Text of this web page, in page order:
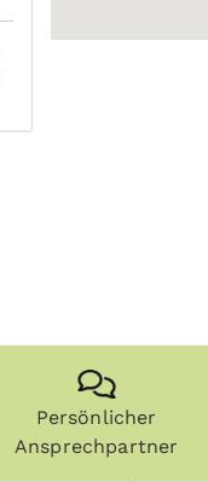
Persönlicher
Ansprechpartner